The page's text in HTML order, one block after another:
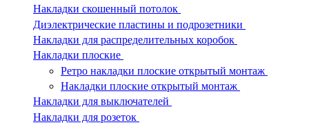
Накладки скошенный потолок
Диэлектрические пластины и подрозетники
Накладки для распределительных коробок
Накладки плоские
Ретро накладки плоские открытый монтаж
Накладки плоские открытый монтаж
Накладки для выключателей
Накладки для розеток